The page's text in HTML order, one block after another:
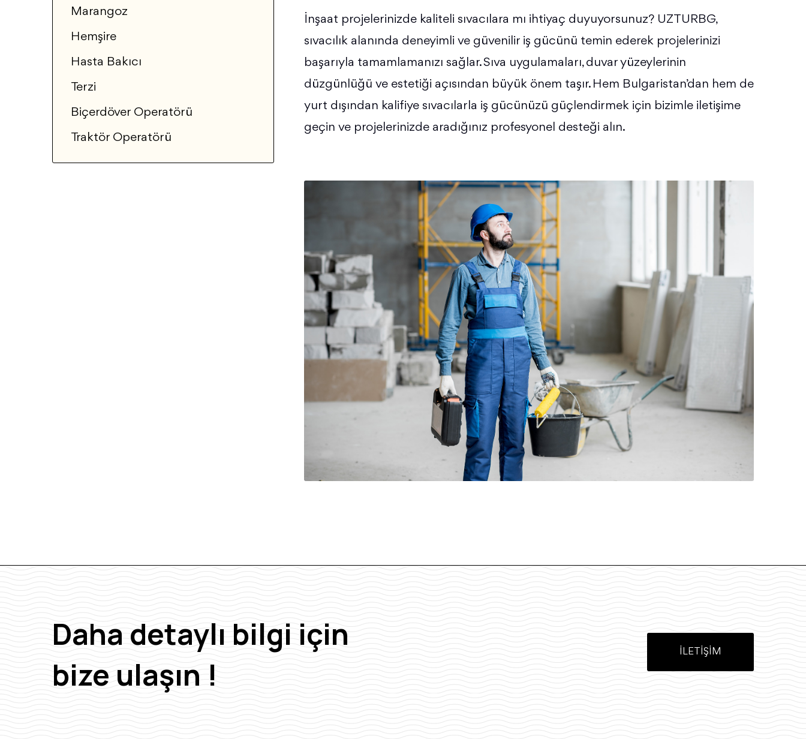
Marangoz
Hemşire
Hasta Bakıcı
Terzi
Biçerdöver Operatörü
Traktör Operatörü
İnşaat projelerinizde kaliteli sıvacılara mı ihtiyaç duyuyorsunuz? UZTURBG,
sıvacılık alanında deneyimli ve güvenilir iş gücünü temin ederek projelerinizi
başarıyla tamamlamanızı sağlar. Sıva uygulamaları, duvar yüzeylerinin
düzgünlüğü ve estetiği açısından büyük önem taşır. Hem Bulgaristan’dan hem de
yurt dışından kalifiye sıvacılarla iş gücünüzü güçlendirmek için bizimle iletişime
geçin ve projelerinizde aradığınız profesyonel desteği alın.
Daha detaylı bilgi için
bize ulaşın !
İLETİŞİM